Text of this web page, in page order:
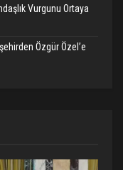
Vurgunu Ortaya
Özgür Özel’e